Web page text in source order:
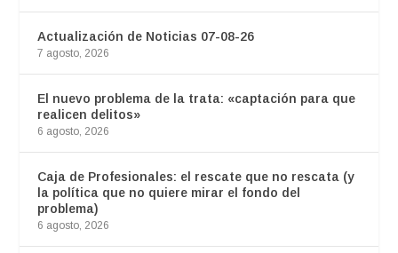
Actualización de Noticias 07-08-26
7 agosto, 2026
El nuevo problema de la trata: «captación para que
realicen delitos»
6 agosto, 2026
Caja de Profesionales: el rescate que no rescata (y
la política que no quiere mirar el fondo del
problema)
6 agosto, 2026